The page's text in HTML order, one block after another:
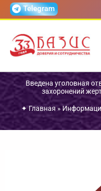
ПерейтиTelegram
Введена уголовная
захоронений
✦ Главная»